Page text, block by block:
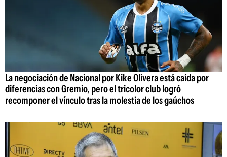
La negociación de Nacional por Kike Olivera está caída por
diferencias con Gremio, pero el tricolor club logró
recomponer el vínculo tras la molestia de los gaúchos